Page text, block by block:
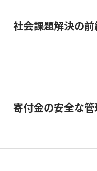
社会課題解決の前
寄付金の安全な